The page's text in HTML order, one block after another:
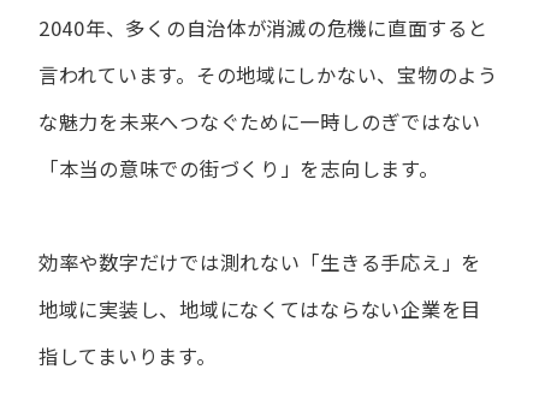
2040年、多くの自治体が消滅の危機に直面すると
言われています。 その地域にしかない、宝物のよう
な魅力を未来へつなぐために一時しのぎではない
「本当の意味での街づくり」を志向します。
効率や数字だけでは測れない「生きる手応え」を
地域に実装し、地域になくてはならない企業を目
指してまいります。